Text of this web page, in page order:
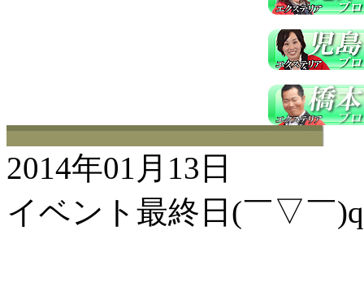
2014年01月13日
イベント最終日(￣▽￣)q